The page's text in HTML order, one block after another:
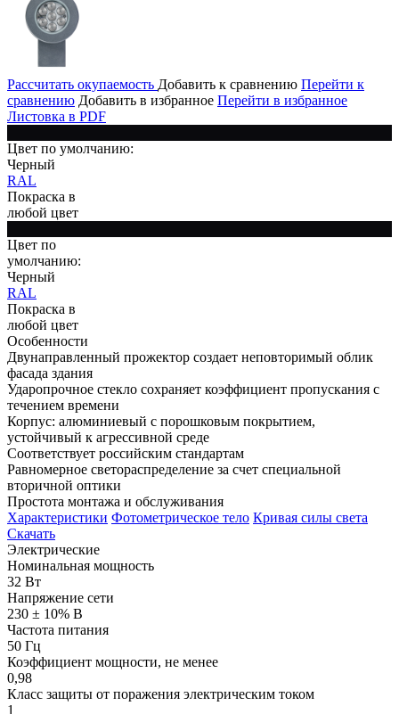
Рассчитать окупаемость Добавить к сравнению Перейти к
сравнению Добавить в избранное Перейти в избранное
Листовка в PDF
Цвет по умолчанию:
Черный
RAL
Покраска в
любой цвет
Цвет по
умолчанию:
Черный
RAL
Покраска в
любой цвет
Особенности
Двунаправленный прожектор создает неповторимый облик
фасада здания
Ударопрочное стекло сохраняет коэффициент пропускания с
течением времени
Корпус: алюминиевый с порошковым покрытием,
устойчивый к агрессивной среде
Соответствует российским стандартам
Равномерное светораспределение за счет специальной
вторичной оптики
Простота монтажа и обслуживания
Характеристики Фотометрическое тело Кривая силы света
Скачать
Электрические
Номинальная мощность
32 Вт
Напряжение сети
230 ± 10% В
Частота питания
50 Гц
Коэффициент мощности, не менее
0,98
Класс защиты от поражения электрическим током
1